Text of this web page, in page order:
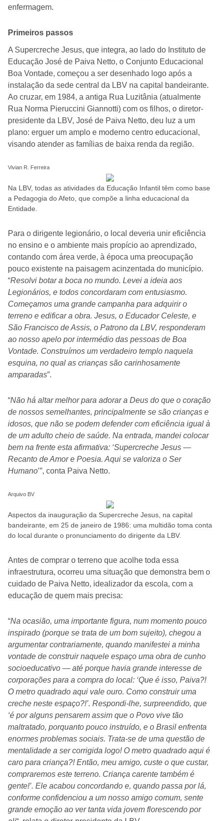
enfermagem.
Primeiros passos
A Supercreche Jesus, que integra, ao lado do Instituto de
Educação José de Paiva Netto, o Conjunto Educacional
Boa Vontade, começou a ser desenhado logo após a
instalação da sede central da LBV na capital bandeirante.
Ao cruzar, em 1984, a antiga Rua Luzitânia (atualmente
Rua Norma Pieruccini Giannotti) com os filhos, o diretor-
presidente da LBV, José de Paiva Netto, deu luz a um
plano: erguer um amplo e moderno centro educacional,
visando atender as famílias de baixa renda da região.
Vivian R. Ferreira
Na LBV, todas as atividades da Educação Infantil têm como base
a Pedagogia do Afeto, que compõe a linha educacional da
Entidade.
Para o dirigente legionário, o local deveria unir eficiência
no ensino e o ambiente mais propício ao aprendizado,
contando com área verde, à época uma preocupação
pouco existente na paisagem acinzentada do município.
“Resolvi botar a boca no mundo. Levei a ideia aos
Legionários, e todos concordaram com entusiasmo.
Começamos uma grande campanha para adquirir o
terreno e edificar a obra. Jesus, o Educador Celeste, e
São Francisco de Assis, o Patrono da LBV, responderam
ao nosso apelo por intermédio das pessoas de Boa
Vontade. Construímos um verdadeiro templo naquela
esquina, no qual as crianças são carinhosamente
amparadas”.
“Não há altar melhor para adorar a Deus do que o coração
de nossos semelhantes, principalmente se são crianças e
idosos, que não se podem defender com eficiência igual à
de um adulto cheio de saúde. Na entrada, mandei colocar
bem na frente esta afirmativa: ‘Supercreche Jesus —
Recanto de Amor e Poesia. Aqui se valoriza o Ser
Humano’”, conta Paiva Netto.
Arquivo BV
Aspectos da inauguração da Supercreche Jesus, na capital
bandeirante, em 25 de janeiro de 1986: uma multidão toma conta
do local durante o pronunciamento do dirigente da LBV.
Antes de comprar o terreno que acolhe toda essa
infraestrutura, ocorreu uma situação que demonstra bem o
cuidado de Paiva Netto, idealizador da escola, com a
educação de quem mais precisa:
“Na ocasião, uma importante figura, num momento pouco
inspirado (porque se trata de um bom sujeito), chegou a
argumentar contrariamente, quando manifestei a minha
vontade de construir naquele espaço uma obra de cunho
socioeducativo — até porque havia grande interesse de
corporações para a compra do local: ‘Que é isso, Paiva?!
O metro quadrado aqui vale ouro. Como construir uma
creche neste espaço?!’. Respondi-lhe, surpreendido, que
‘é por alguns pensarem assim que o Povo vive tão
maltratado, porquanto pouco instruído, e o Brasil enfrenta
enormes problemas sociais. Trata-se de uma questão de
mentalidade a ser corrigida logo! O metro quadrado aqui é
caro para criança?! Então, meu amigo, custe o que custar,
compraremos este terreno. Criança carente também é
gente!’. Ele acabou concordando e, quando passa por lá,
conforme confidenciou a um nosso amigo comum, sente
grande emoção ao ver tanta vida jovem florescendo por